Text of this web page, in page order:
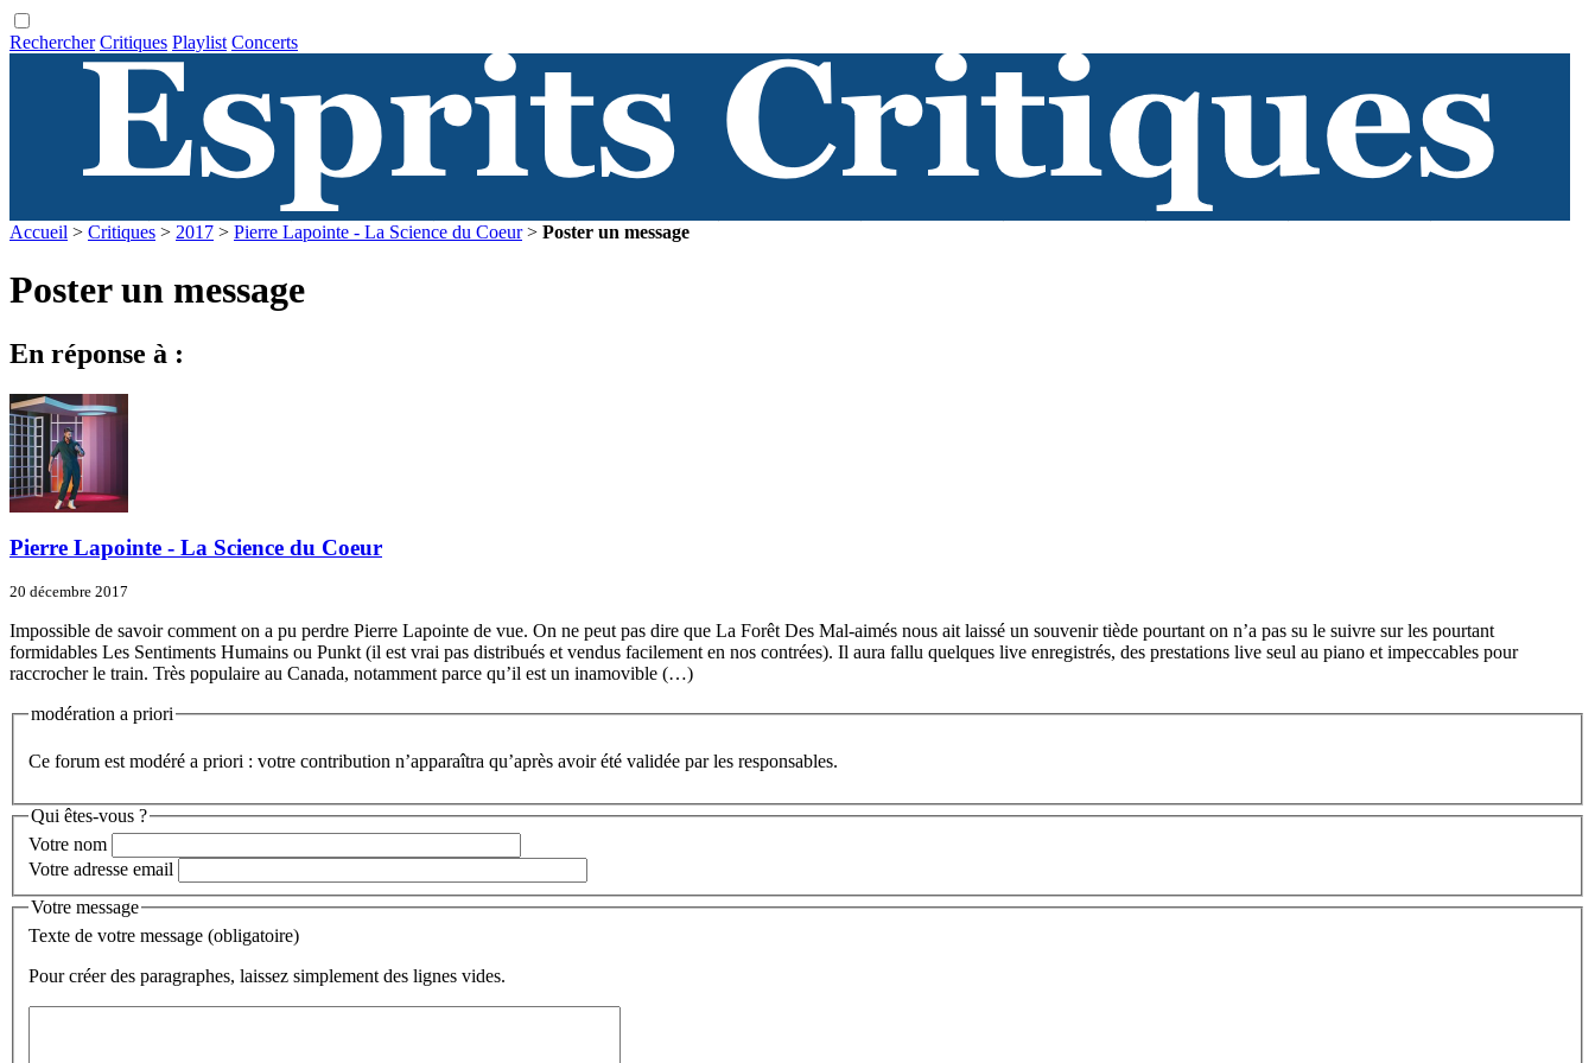
Rechercher Critiques Playlist Concerts
Accueil > Critiques > 2017 > Pierre Lapointe - La Science du Coeur> Poster un message
Poster un message
En réponse à :
Pierre Lapointe - La Science du Coeur
20 décembre 2017
Impossible de savoir comment on a pu perdre Pierre Lapointe de vue. On ne peut pas dire que La Forêt Des Mal-aimés nous ait laissé un souvenir tiède pourtant on n’a pas su le suivre sur les pourtant
formidables Les Sentiments Humains ou Punkt (il est vrai pas distribués et vendus facilement en nos contrées). Il aura fallu quelques live enregistrés, des prestations live seul au piano et impeccables pour
raccrocher le train. Très populaire au Canada, notamment parce qu’il est un inamovible (…)
modération a priori
Ce forum est modéré a priori : votre contribution n’apparaîtra qu’après avoir été validée par les responsables.
Qui êtes-vous ?
Votre nom
Votre adresse email
Votre message
Texte de votre message (obligatoire)
Pour créer des paragraphes, laissez simplement des lignes vides.